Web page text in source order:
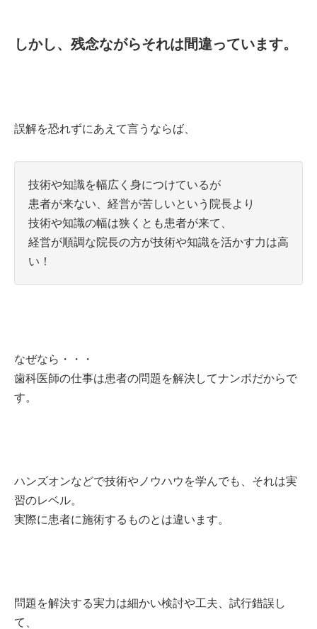
しかし、残念ながらそれは間違っています。
誤解を恐れずにあえて言うならば、
技術や知識を幅広く身につけているが
患者が来ない、経営が苦しいという院長より
技術や知識の幅は狭くとも患者が来て、
経営が順調な院長の方が技術や知識を活かす力は高
い！
なぜなら・・・
歯科医師の仕事は患者の問題を解決してナンボだからで
す。
ハンズオンなどで技術やノウハウを学んでも、 それは実
習のレベル。
実際に患者に施術するものとは違います。
問題を解決する実力は細かい検討や工夫、試行錯誤し
て、